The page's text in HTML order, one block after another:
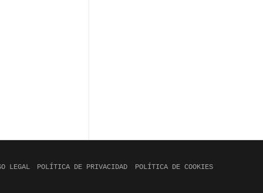
LEGAL POLÍTICA DE PRIVACIDAD POLÍTICA DE COOKIES